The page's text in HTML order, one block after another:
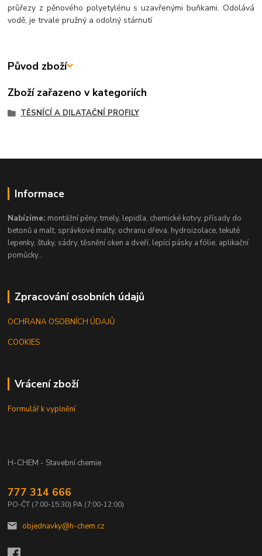
průřezy z pěnového polyetylénu s uzavřenými buňkami. Odolává
vodě, je trvale pružný a odolný stárnutí
Původ zboží
Zboží zařazeno v kategoriích
TĚSNÍCÍ A DILATAČNÍ PROFILY
Informace
Nabízíme: montážní pěny, tmely, lepidla, chemické kotvy, přísady do
betonů a malt, správkové malty, ochranu dřeva, hydroizolace, tekuté
lepenky, štuky, sádry, těsnění oken a dveří, lepící pásky a fólie, aplikační
pomůcky...
Zpracování osobních údajů
OCHRANA OSOBNÍCH ÚDAJŮ
COOKIES
Vrácení zboží
Formulář k vyplnění
H-CHEM - Stavební chemie
777 314 666
PO-ČT (7:00-15:30) PA (7:00-12:00)
objednavky@h-chem.cz